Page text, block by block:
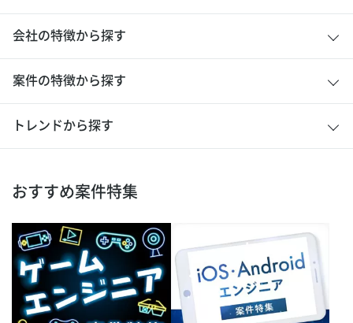
会社の特徴から探す
案件の特徴から探す
トレンドから探す
おすすめ案件特集